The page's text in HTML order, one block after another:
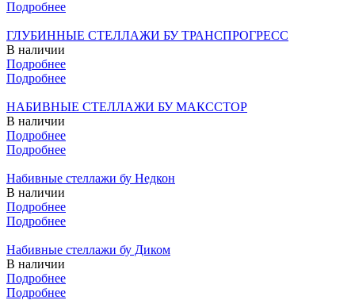
Подробнее
ГЛУБИННЫЕ СТЕЛЛАЖИ БУ ТРАНСПРОГРЕСС
В наличии
Подробнее
Подробнее
НАБИВНЫЕ СТЕЛЛАЖИ БУ МАКССТОР
В наличии
Подробнее
Подробнее
Набивные стеллажи бу Недкон
В наличии
Подробнее
Подробнее
Набивные стеллажи бу Диком
В наличии
Подробнее
Подробнее